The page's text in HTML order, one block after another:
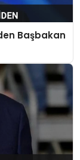
Başbakan